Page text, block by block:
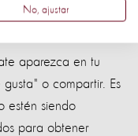
interactuar
aparezca en tu
o compartir. Es
estén siendo
para obtener
No, ajustar